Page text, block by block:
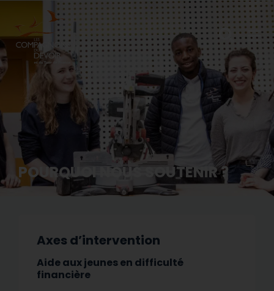
POURQUOI NOUS SOUTENIR ?
Axes d’intervention
Aide aux jeunes en difficulté
financière